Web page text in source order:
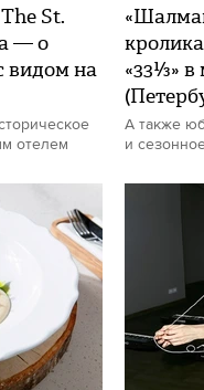
St.
— о
видом на
отелем
«33⅓» в
А также
и